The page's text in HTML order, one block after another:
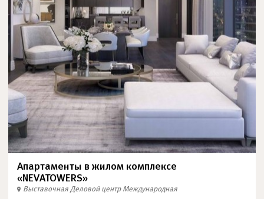
Апартаменты в жилом комплексе
«NEVATOWERS»
Выставочная Деловой центр Международная